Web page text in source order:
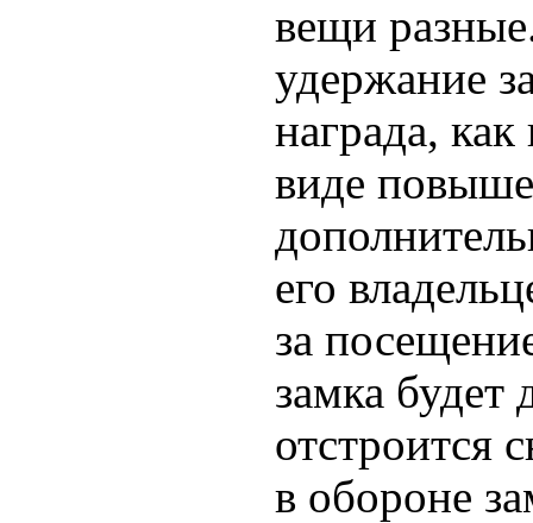
вещи
удержание
награда,
виде
его
за
замка будет
отстроится
в обороне